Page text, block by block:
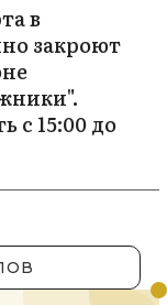
в
закроют
с 15:00 до